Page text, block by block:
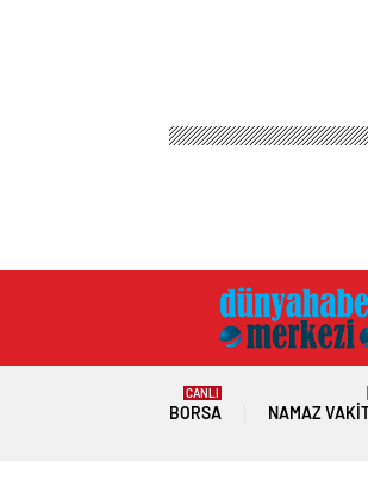
BORSA
CANLI
NAMAZ